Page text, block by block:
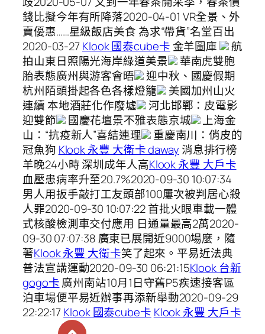
錢比擬今年有所降落2020-04-01 VR全景、外
賣優惠……星級飯店美食 為求“帶貨”名堂百出
2020-03-27Klook 國泰cube卡金羊圖庫
航
拍山東日照陽光海岸綠道美景
華南虎雙胞
胎表態廣州與游客會晤
迎中秋、國慶假期
杭州陌頭掛起各色各樣燈籠
美國加州山火
連續 本地酒莊化作廢墟
河北邯鄲：皮電影
迎雙節
國慶花壇景不雅表態京城
上海金
山：“抗疫新人”喜結連理
重慶南川：俏皮的
冠魚狗 Klook 永豐 大衛卡 daway消息排行榜
羊晚24小時 深圳成年人高Klook 永豐 大戶卡
血壓患病率升至20.7%2020-09-30 10:07:34
男人用扳手敲打工友頭部100屢次被判居心殺
人罪2020-09-30 10:07:22 首批火眼車載一體
式核酸檢測車交付應用 日通量最高2萬2020-
09-30 07:07:38 廣東已展開近9000場麼，隨
著Klook 永豐 大衛卡笑了起來。平易近法典
普法宣講運動2020-09-30 06:21:15Klook 台新
gogo卡廣州南站10月1日守舊P5疾速接客區
泊車場便平易近辦事再添新舉動2020-09-29
22:22:17Klook 國泰cube卡 Klook 永豐 大戶卡